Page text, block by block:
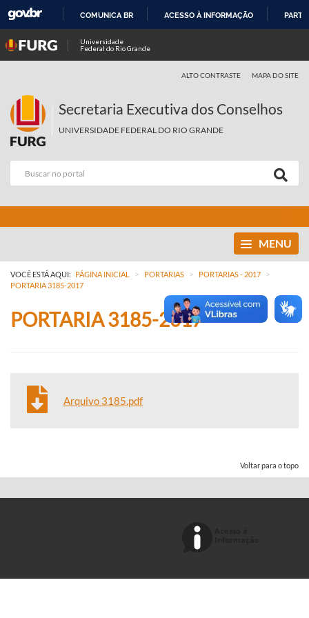
COMUNICA BR ACESSO À INFORMAÇÃO
Universidade
Federal do Rio Grande
ALTO CONTRASTE MAPA DO SITE
Secretaria Executiva dos Conselhos
UNIVERSIDADE FEDERAL DO RIO GRANDE
MENU
VOCÊ ESTÁ AQUI: PÁGINA INICIAL > PORTARIAS > PORTARIAS - 2017 >
PORTARIA 3185-2017
PORTARIA 3185-2017
Arquivo 3185.pdf
Voltar para o topo